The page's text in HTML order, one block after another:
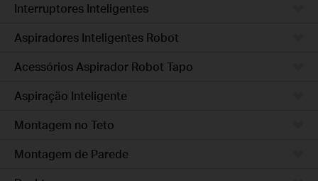
Interruptores Inteligentes
Aspiradores Inteligentes Robot
Acessórios Aspirador Robot Tapo
Aspiração Inteligente
Montagem no Teto
Montagem de Parede